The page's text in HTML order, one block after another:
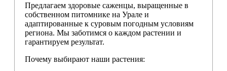
Предлагаем здоровые саженцы, выращенные в
собственном питомнике на Урале и
адаптированные к суровым погодным условиям
региона. Мы заботимся о каждом растении и
гарантируем результат.
Почему выбирают наши растения: